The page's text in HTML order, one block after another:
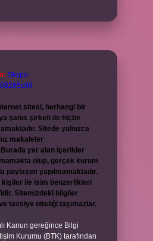
Skype:
sitesi, herhangi bir
şahıs şirketi ile hiçbir
Sitede yalnızca
makaleler
Burada yer alan içerikler
olup, gerçek kurum
paylaşım yapılmamaktadır.
ile isim benzerlikleri
Sitemizdeki bilgiler
tavsiye niteliği taşımazlar.
Kanun gereğince Bilgi
Kurumu (BTK) tarafından